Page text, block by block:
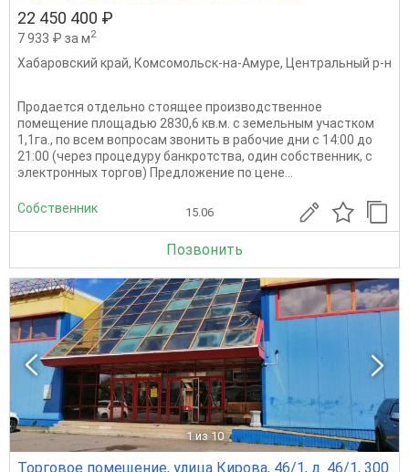
22 450 400 ₽
7 933 ₽ за м2
Хабаровский край, Комсомольск-на-Амуре, Центральный р-н
Продается отдельно стоящее производственное
помещение площадью 2830,6 кв.м. с земельным участком
1,1га., по всем вопросам звонить в рабочие дни с 14:00 до
21:00 (через процедуру банкротства, один собственник, с
электронных торгов) Предложение по цене...
Собственник 15.06
Позвонить
1 из 10
Торговое помещение, улица Кирова, 46/1, д. 46/1, 300